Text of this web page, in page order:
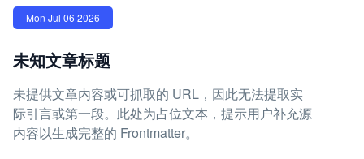
Mon Jul 06 2026
未知文章标题
未提供文章内容或可抓取的 URL，因此无法提取实
际引言或第一段。此处为占位文本，提示用户补充源
内容以生成完整的 Frontmatter。